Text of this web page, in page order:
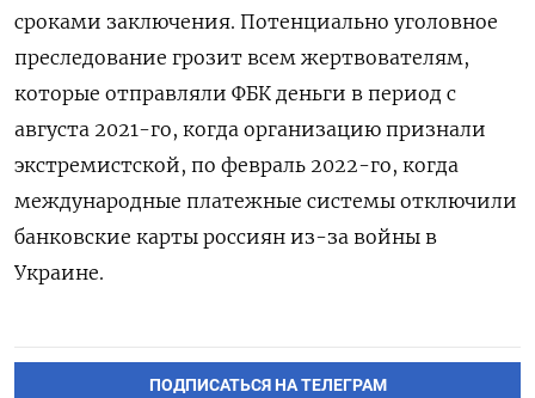
сроками заключения. Потенциально уголовное
преследование грозит всем жертвователям,
которые отправляли ФБК деньги в период с
августа 2021-го, когда организацию признали
экстремистской, по февраль 2022-го, когда
международные платежные системы отключили
банковские карты россиян из-за войны в
Украине.
ПОДПИСАТЬСЯ НА ТЕЛЕГРАМ